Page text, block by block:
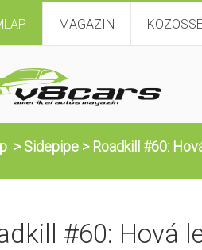
MAGAZIN
>Sidepipe > Roadkill #60:
#60: Hová